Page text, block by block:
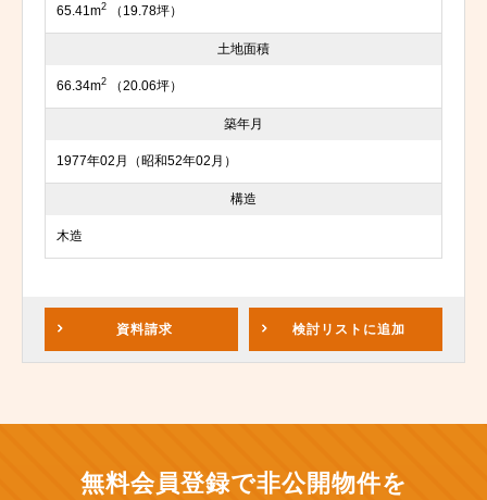
65.41m2 （19.78坪）
土地面積
66.34m2 （20.06坪）
築年月
1977年02月（昭和52年02月）
構造
木造
資料請求 検討リスト に追加
無料会員登録で非公開物件を